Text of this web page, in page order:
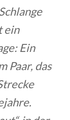
ein
Ein
Paar, das